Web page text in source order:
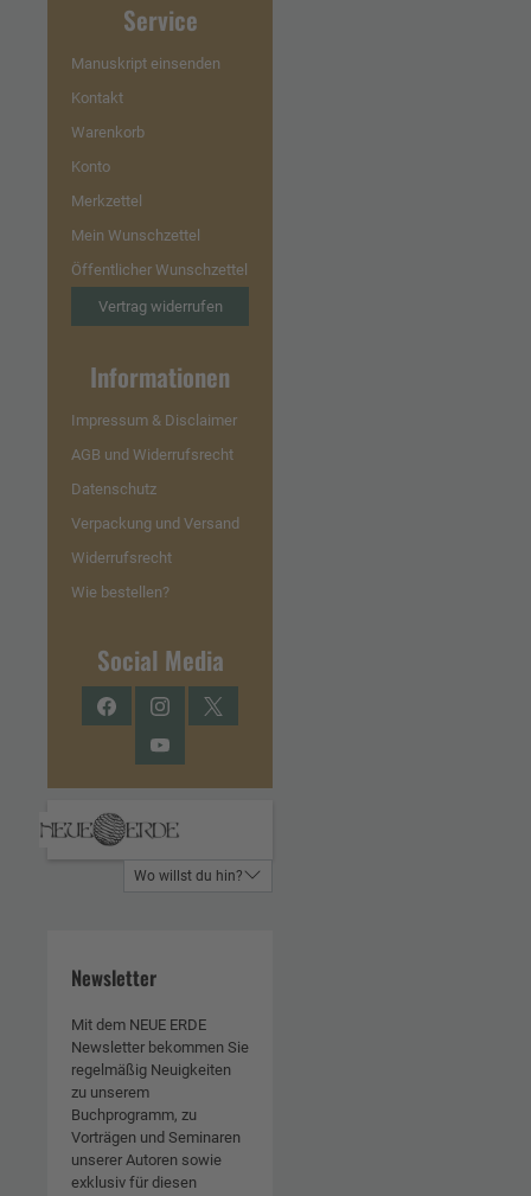
Service
Manuskript einsenden
Kontakt
Warenkorb
Konto
Merkzettel
Mein Wunschzettel
Öffentlicher Wunschzettel
Vertrag widerrufen
Informationen
Impressum & Disclaimer
AGB und Widerrufsrecht
Datenschutz
Verpackung und Versand
Widerrufsrecht
Wie bestellen?
Social Media
FacebookInstagramTwitter
YouTube
Wo willst du hin?
Newsletter
Mit dem NEUE ERDE
Newsletter bekommen Sie
regelmäßig Neuigkeiten
zu unserem
Buchprogramm, zu
Vorträgen und Seminaren
unserer Autoren sowie
exklusiv für diesen